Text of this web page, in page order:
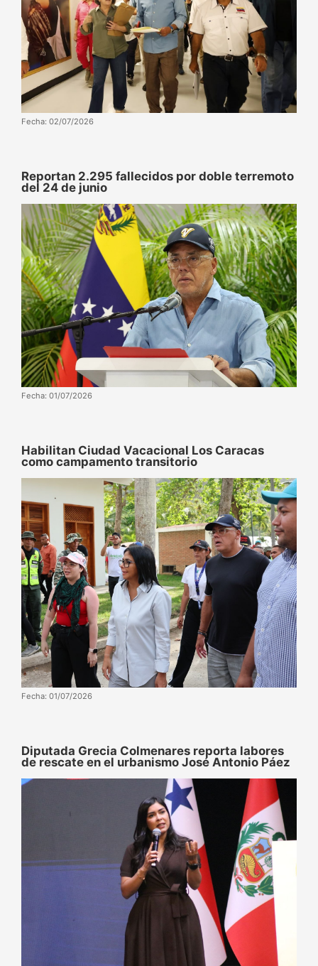
Fecha: 02/07/2026
Reportan 2.295 fallecidos por doble terremoto
del 24 de junio
Fecha: 01/07/2026
Habilitan Ciudad Vacacional Los Caracas
como campamento transitorio
Fecha: 01/07/2026
Diputada Grecia Colmenares reporta labores
de rescate en el urbanismo José Antonio Páez